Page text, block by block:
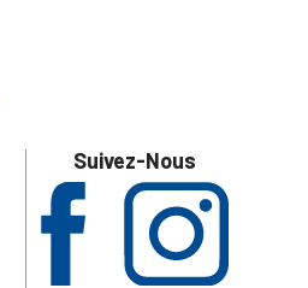
Suivez-Nous